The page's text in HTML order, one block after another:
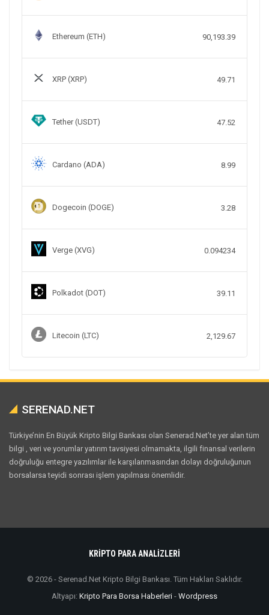
Ethereum (ETH) 90,193.39
XRP (XRP) 49.71
Tether (USDT) 47.52
Cardano (ADA) 8.99
Dogecoin (DOGE) 3.28
Verge (XVG) 0.094234
Polkadot (DOT) 39.11
Litecoin (LTC) 2,129.67
SERENAD.NET
Türkiye’nin En Büyük Kripto Bilgi Bankası olan Senerad.Net’te yer alan tüm
bilgi , veri ve yorumlar yatırım tavsiyesi olmamakta, ilgili finansal verilerin
doğruluğu entegre yazılımlar ile karşılanmasından dolayı doğruluğunun
borsalarsa teyidi sonrası işlem yapılması önemlidir.
KRİPTO PARA ANALİZLERİ
© 2026 - Serenad.Net Kripto Bilgi Bankası. Tüm Hakları Saklıdır.
Altyapı: Kripto Para Borsa Haberleri - Wordpress